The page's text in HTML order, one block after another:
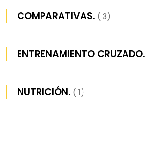
COMPARATIVAS. ( 3)
ENTRENAMIENTO CRUZADO.
NUTRICIÓN. ( 1)